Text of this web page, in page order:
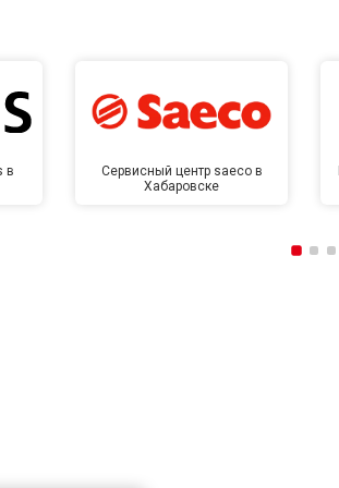
клапана
в
Сервисный центр saeco в
Хабаровске